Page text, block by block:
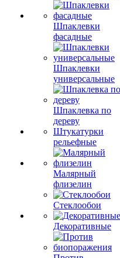
Шпаклевки
фасадные
Шпаклевки
универсальные
Шпаклевка по
дереву
Штукатурки
рельефные
Малярный
флизелин
Стеклообои
Декоративные